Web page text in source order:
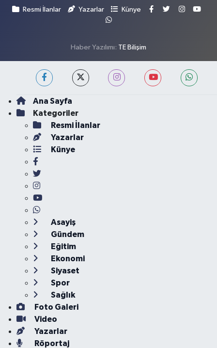
Resmi İlanlar Yazarlar Künye
Haber Yazılımı: TE Bilişim
Ana Sayfa
Kategoriler
Resmi İlanlar
Yazarlar
Künye
Asayiş
Gündem
Eğitim
Ekonomi
Siyaset
Spor
Sağlık
Foto Galeri
Video
Yazarlar
Röportaj